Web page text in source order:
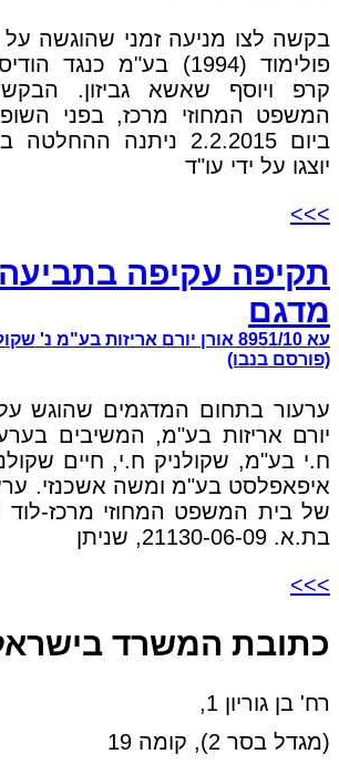
פולימוד (1994) בע"מ
קרפ ויוסף שאשא גביזון.
המשפט המחוזי מרכז, בפני
ביום 2.2.2015 ניתנה
יוצגו על ידי עו"ד
>>>
תקיפה עקיפה
מדגם
עא 8951/10 אורן יורם אריזות בע"מ
(פורסם בנבו)
ערעור בתחום המדגמים שהוגש
יורם אריזות בע"מ, המשיבים
ח.י בע"מ, שקולניק ח.י, חיים
איפאפלסט בע"מ ומשה אשכנזי.
בת.א. 21130-06-09, שניתן
>>>
כתובת המשרד
רח' בן גוריון 1,
(מגדל בסר 2), קומה 19